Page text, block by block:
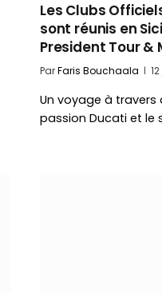
Les Clubs
sont réunis en
President Tour &
ParFaris Bouchaala
Un voyage à travers
passion Ducati et le